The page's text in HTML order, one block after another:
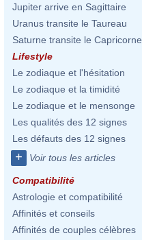
Jupiter arrive en Sagittaire
Uranus transite le Taureau
Saturne transite le Capricorne
Lifestyle
Le zodiaque et l'hésitation
Le zodiaque et la timidité
Le zodiaque et le mensonge
Les qualités des 12 signes
Les défauts des 12 signes
+ Voir tous les articles
Compatibilité
Astrologie et compatibilité
Affinités et conseils
Affinités de couples célèbres